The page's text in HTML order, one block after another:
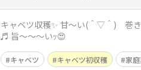
キャベツ収穫✨ 甘～い(＾▽＾) 巻き
♬ 旨～～～いｯ😍
キャベツ キャベツ初収穫 家